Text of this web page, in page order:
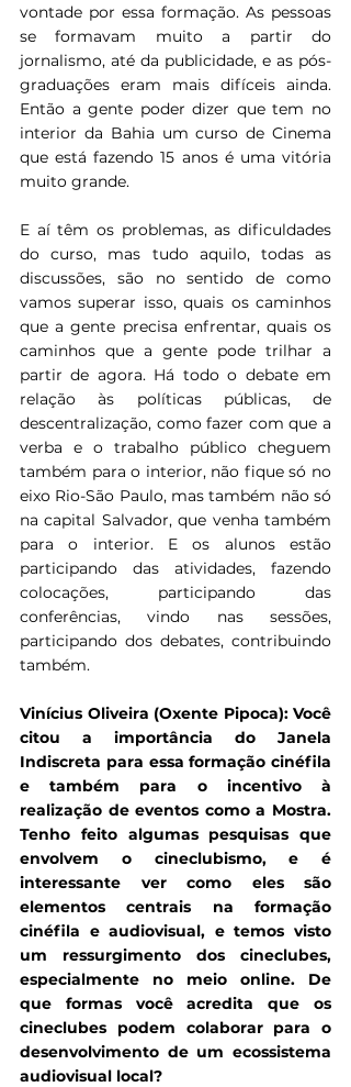
vontade por essa formação. As pessoas
se formavam muito a partir do
jornalismo, até da publicidade, e as pós-
graduações eram mais difíceis ainda.
Então a gente poder dizer que tem no
interior da Bahia um curso de Cinema
que está fazendo 15 anos é uma vitória
muito grande.
E aí têm os problemas, as dificuldades
do curso, mas tudo aquilo, todas as
discussões, são no sentido de como
vamos superar isso, quais os caminhos
que a gente precisa enfrentar, quais os
caminhos que a gente pode trilhar a
partir de agora. Há todo o debate em
relação às políticas públicas, de
descentralização, como fazer com que a
verba e o trabalho público cheguem
também para o interior, não fique só no
eixo Rio-São Paulo, mas também não só
na capital Salvador, que venha também
para o interior. E os alunos estão
participando das atividades, fazendo
colocações, participando das
conferências, vindo nas sessões,
participando dos debates, contribuindo
também.
Vinícius Oliveira (Oxente Pipoca): Você
citou a importância do Janela
Indiscreta para essa formação cinéfila
e também para o incentivo à
realização de eventos como a Mostra.
Tenho feito algumas pesquisas que
envolvem o cineclubismo, e é
interessante ver como eles são
elementos centrais na formação
cinéfila e audiovisual, e temos visto
um ressurgimento dos cineclubes,
especialmente no meio online. De
que formas você acredita que os
cineclubes podem colaborar para o
desenvolvimento de um ecossistema
audiovisual local?